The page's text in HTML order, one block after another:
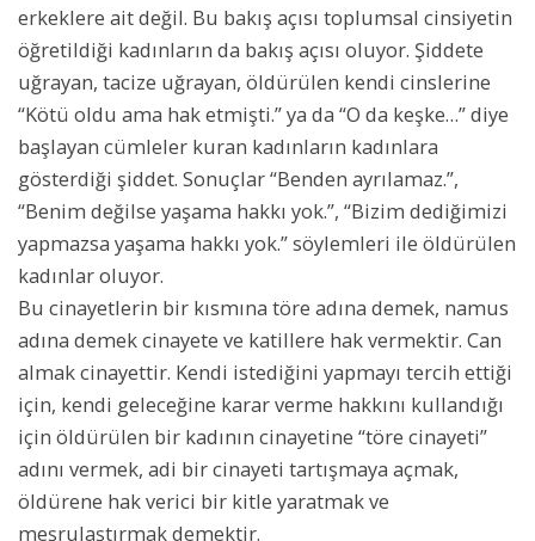
erkeklere ait değil. Bu bakış açısı toplumsal cinsiyetin
öğretildiği kadınların da bakış açısı oluyor. Şiddete
uğrayan, tacize uğrayan, öldürülen kendi cinslerine
“Kötü oldu ama hak etmişti.” ya da “O da keşke…” diye
başlayan cümleler kuran kadınların kadınlara
gösterdiği şiddet. Sonuçlar “Benden ayrılamaz.”,
“Benim değilse yaşama hakkı yok.”, “Bizim dediğimizi
yapmazsa yaşama hakkı yok.” söylemleri ile öldürülen
kadınlar oluyor.
Bu cinayetlerin bir kısmına töre adına demek, namus
adına demek cinayete ve katillere hak vermektir. Can
almak cinayettir. Kendi istediğini yapmayı tercih ettiği
için, kendi geleceğine karar verme hakkını kullandığı
için öldürülen bir kadının cinayetine “töre cinayeti”
adını vermek, adi bir cinayeti tartışmaya açmak,
öldürene hak verici bir kitle yaratmak ve
meşrulaştırmak demektir.